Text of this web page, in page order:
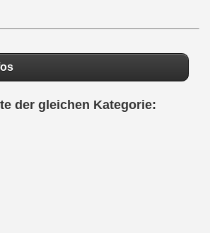
der gleichen Kategorie: